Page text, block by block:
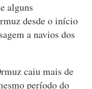
alguns
desde o início
a navios dos
caiu mais de
período do